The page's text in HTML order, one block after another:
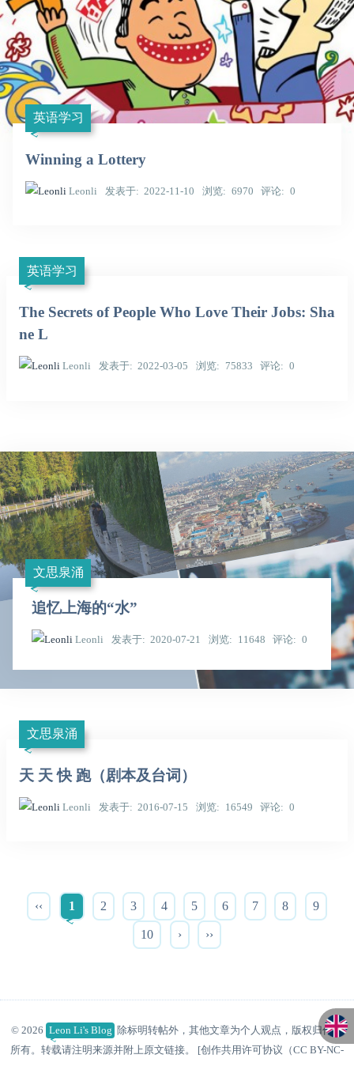
英语学习
Winning a Lottery
Leonli 发表于 2022-11-10 浏览 6970 评论 0
英语学习
The Secrets of People Who Love Their Jobs: Sha
ne L
Leonli 发表于 2022-03-05 浏览 75833 评论 0
文思泉涌
追忆上海的“水”
Leonli 发表于 2020-07-21 浏览 11648 评论 0
文思泉涌
天 天 快 跑（剧本及台词）
Leonli 发表于 2016-07-15 浏览 16549 评论 0
‹‹ 1 2 3 4 5 6 7 8 9
10 › ››
© 2026 Leon Li's Blog
除标明转帖外，其他文章为个人观点，版权归作者
所有。转载请注明来源并附上原文链接。 [创作共用许可协议（CC BY-NC-